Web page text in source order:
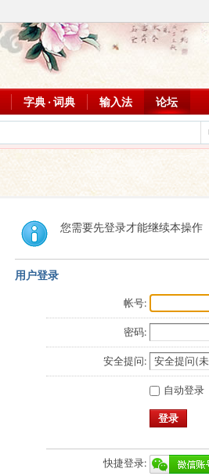
字典 · 词典 输入法 论坛
您需要先登录才能继续本操作
用户登录
帐号:
密码:
安全提问:
自动登录
登录
快捷登录: